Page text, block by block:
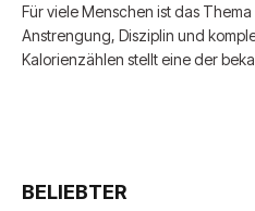
Für viele Menschen ist das
Anstrengung, Disziplin und
Kalorienzählen stellt eine der
BELIEBTER